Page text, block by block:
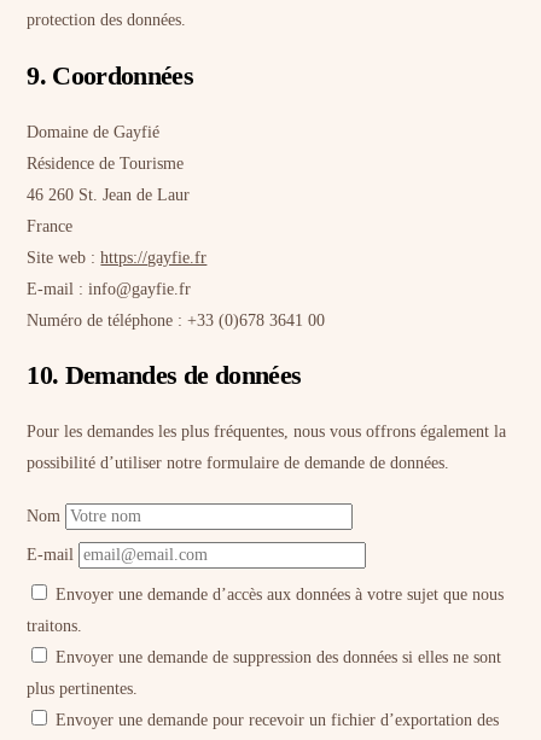
protection des données.
9. Coordonnées
Domaine de Gayfié
Résidence de Tourisme
46 260 St. Jean de Laur
France
Site web :https://gayfie.fr
E-mail :info@gayfie.fr
Numéro de téléphone : +33 (0)678 3641 00
10. Demandes de données
Pour les demandes les plus fréquentes, nous vous offrons également la
possibilité d’utiliser notre formulaire de demande de données.
Nom
E-mail
Envoyer une demande d’accès aux données à votre sujet que nous
traitons.
Envoyer une demande de suppression des données si elles ne sont
plus pertinentes.
Envoyer une demande pour recevoir un fichier d’exportation des